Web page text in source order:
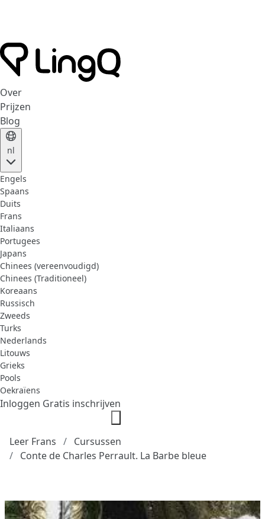
Over
Prijzen
Blog
nl
Engels
Spaans
Duits
Frans
Italiaans
Portugees
Japans
Chinees (vereenvoudigd)
Chinees (Traditioneel)
Koreaans
Russisch
Zweeds
Turks
Nederlands
Litouws
Grieks
Pools
Oekraïens
Inloggen Gratis inschrijven
Leer Frans
Cursussen
Conte de Charles Perrault. La Barbe bleue